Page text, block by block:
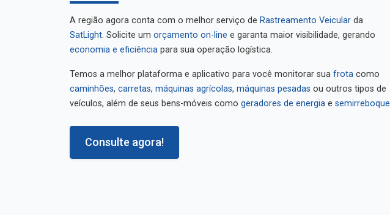
A região agora conta com o melhor serviço de Rastreamento Veicular
da
SatLight
. Solicite um orçamento on-line
e garanta maior visibilidade, gerando
economia e eficiência
para sua operação logística.
Temos a melhor plataforma e aplicativo para você monitorar sua frota
caminhões
máquinas agrícolas máquinas pesadas
ou outros tipos de
veículos, além de seus bens-móveis como
geradores de energia semirreboques
Consulte agora!